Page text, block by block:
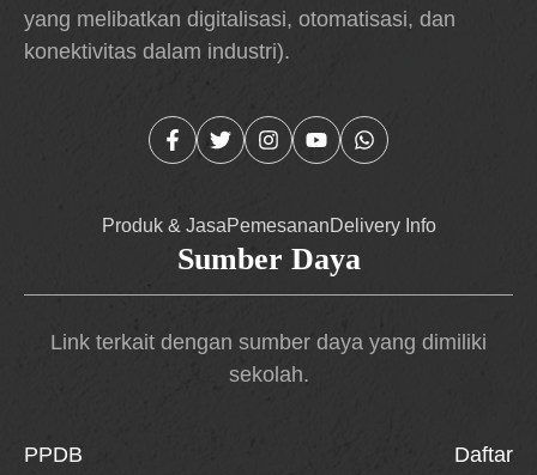
yang melibatkan digitalisasi, otomatisasi, dan
konektivitas dalam industri).
Produk & JasaPemesananDelivery Info
Sumber Daya
Link terkait dengan sumber daya yang dimiliki
sekolah.
PPDB Daftar